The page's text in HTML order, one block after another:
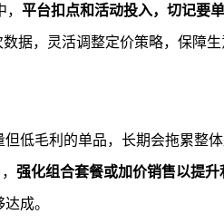
平台扣点和活动投入，切记要
据，灵活调整定价策略，保障生
低毛利的单品，长期会拖累整
强化组合套餐或加价销售以提升
成。